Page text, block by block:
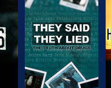
СМОТРЕТЬ